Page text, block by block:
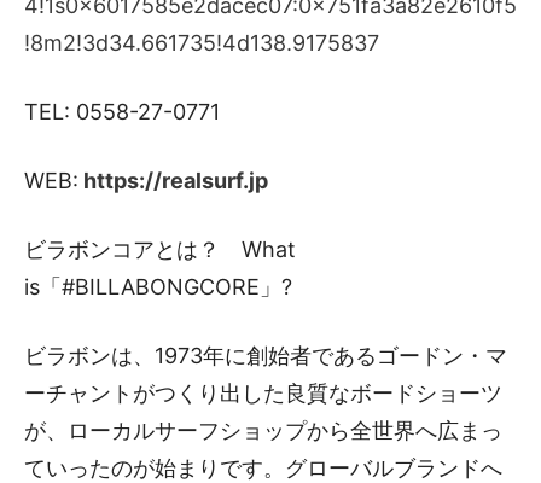
4!1s0x6017585e2dacec07:0x751fa3a82e2610f5
!8m2!3d34.661735!4d138.9175837
TEL: 0558-27-0771
WEB: https://realsurf.jp
ビラボンコアとは？ What
is「#BILLABONGCORE」?
ビラボンは、1973年に創始者であるゴードン・マ
ーチャントがつくり出した良質なボードショーツ
が、ローカルサーフショップから全世界へ広まっ
ていったのが始まりです。グローバルブランドへ